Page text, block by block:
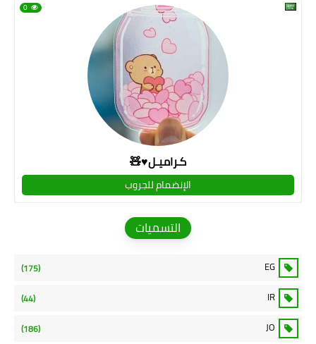
كـراميـل♥🧸
0
الإنضمام للجروب
التسميات
EG
(175)
IR
(44)
JO
(186)